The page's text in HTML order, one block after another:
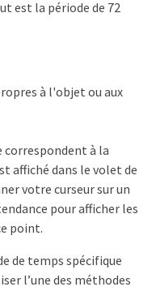
est la période de 72
à l'objet ou aux
correspondent à la
affiché dans le volet de
votre curseur sur un
pour afficher les
point.
de temps spécifique
l’une des méthodes